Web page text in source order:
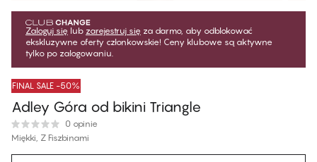
Zaloguj się lub zarejestruj się za darmo, aby odblokować
ekskluzywne oferty członkowskie! Ceny klubowe są aktywne
tylko po zalogowaniu.
FINAL SALE -50%
Adley Góra od bikini Triangle
0 opinie
Miękki, Z Fiszbinami